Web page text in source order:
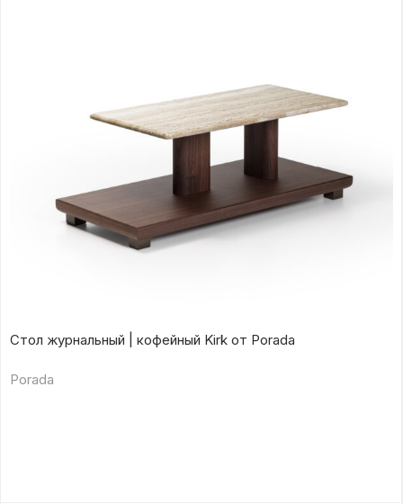
Стол журнальный | кофейный Kirk от Porada
Porada